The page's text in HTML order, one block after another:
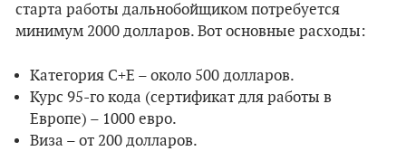
старта работы дальнобойщиком потребуется
минимум 2000 долларов. Вот основные расходы:
Категория C+E – около 500 долларов.
Курс 95-го кода (сертификат для работы в
Европе) – 1000 евро.
Виза – от 200 долларов.